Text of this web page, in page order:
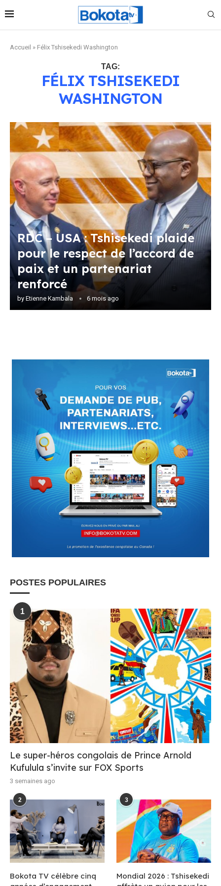
Accueil » Félix Tshisekedi Washington
TAG:
FÉLIX TSHISEKEDI
WASHINGTON
RDC – USA : Tshisekedi plaide
pour le respect de l’accord de
paix et un partenariat
renforcé
by Etienne Kambala 6 mois ago
POSTES POPULAIRES
1
Le super-héros congolais de Prince Arnold
Kufulula s’invite sur FOX Sports
3 semaines ago
2
Bokota TV célèbre cinq
3
Mondial 2026 : Tshisekedi